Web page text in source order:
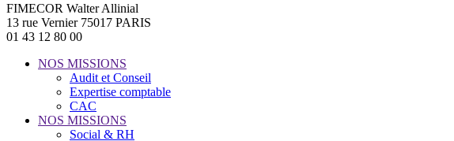
FIMECOR Walter Allinial
13 rue Vernier 75017 PARIS
01 43 12 80 00
NOS MISSIONS
Audit et Conseil
Expertise comptable
CAC
NOS MISSIONS
Social & RH